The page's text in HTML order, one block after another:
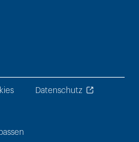
Datenschutz